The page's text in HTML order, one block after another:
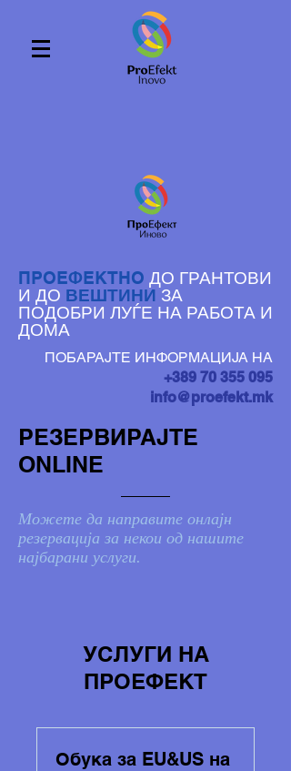
ПРОЕФЕКТНО ДО ГРАНТОВИ
И ДО ВЕШТИНИЗА
ПОДОБРИ ЛУЃЕ НА РАБОТА И
ДОМА
ПОБАРАЈТЕ ИНФОРМАЦИЈА НА
+389 70 355 095
info@proefekt.mk
РЕЗЕРВИРАЈТЕ
ONLINE
Можете да направите онлајн
резервација за некои од нашите
најбарани услуги.
УСЛУГИ НА
ПРОЕФЕКТ
Обука за EU&US на